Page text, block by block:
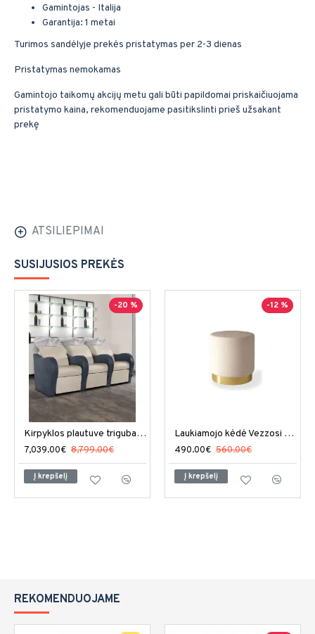
Gamintojas - Italija
Garantija: 1 metai
Turimos sandėlyje prekės pristatymas per 2-3 dienas
Pristatymas nemokamas
Gamintojo taikomų akcijų metu gali būti papildomai priskaičiuojama
pristatymo kaina, rekomenduojame pasitikslinti prieš užsakant
prekę
ATSILIEPIMAI
SUSIJUSIOS PREKĖS
-20 %
Kirpyklos plautuve triguba Salon Ambience Luxury
7,039.00€ 8,799.00€
Į krepšelį
-12 %
Laukiamojo kėdė Vezzosi Posh
490.00€ 560.00€
Į krepšelį
REKOMENDUOJAME